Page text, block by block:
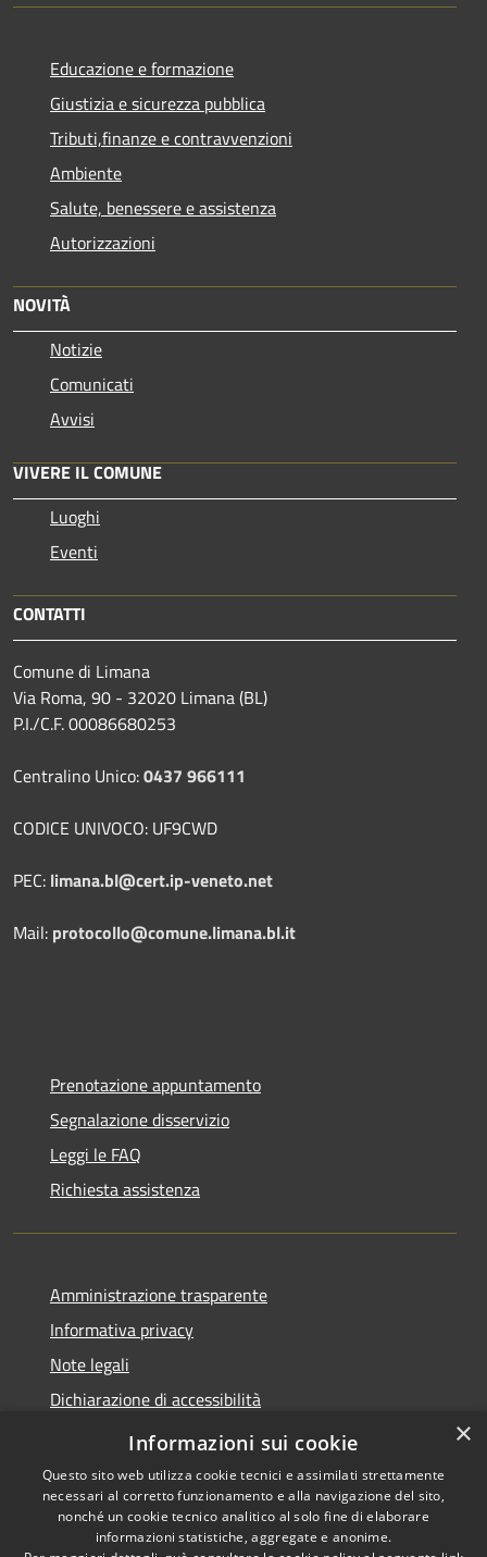
Educazione e formazione
Giustizia e sicurezza pubblica
Tributi,finanze e contravvenzioni
Ambiente
Salute, benessere e assistenza
Autorizzazioni
NOVITÀ
Notizie
Comunicati
Avvisi
VIVERE IL COMUNE
Luoghi
Eventi
CONTATTI
Comune di Limana
Via Roma, 90 - 32020 Limana (BL)
P.I./C.F. 00086680253
Centralino Unico:0437 966111
CODICE UNIVOCO: UF9CWD
PEC: limana.bl@cert.ip-veneto.net
Mail: protocollo@comune.limana.bl.it
Prenotazione appuntamento
Segnalazione disservizio
Leggi le FAQ
Richiesta assistenza
Amministrazione trasparente
Informativa privacy
Note legali
Dichiarazione di accessibilità
Moduli Privacy Amministrazione trasparente
Copyright © 2026 • Comune di
×
Informazioni sui cookie
Questo sito web utilizza cookie tecnici e assimilati strettamente
necessari al corretto funzionamento e alla navigazione del sito,
nonché un cookie tecnico analitico al solo fine di elaborare
informazioni statistiche, aggregate e anonime.